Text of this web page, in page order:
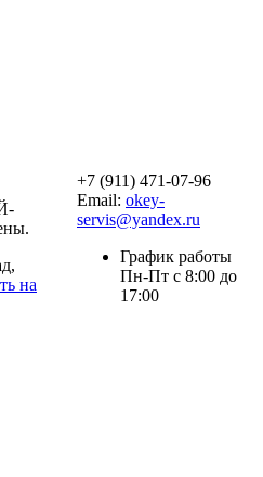
на
+7 (911) 471-07-96
Email: okey-
servis@yandex.ru
График работы
Пн-Пт с 8:00 до
17:00